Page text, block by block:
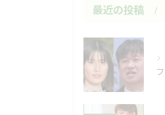
最近の投稿